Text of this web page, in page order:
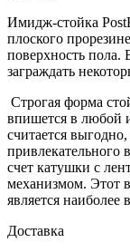
Имидж-стойка
плоского
поверхность пола.
заграждать
Строгая форма
впишется в любой
считается
привлекательного
счет катушки с
механизмом. Этот
является
Доставка